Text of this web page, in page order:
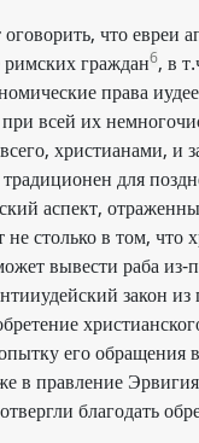
что
граждан6, в
права
всей их
христианами,
для
аспект,
не столько в том,
вывести раба
закон
его обращения
в правление
благодать